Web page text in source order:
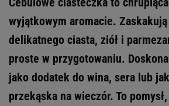
wyjątkowym aromacie. Zaskakują
delikatnego ciasta, ziół i
proste w przygotowaniu.
jako dodatek do wina, sera lub
przekąska na wieczór. To